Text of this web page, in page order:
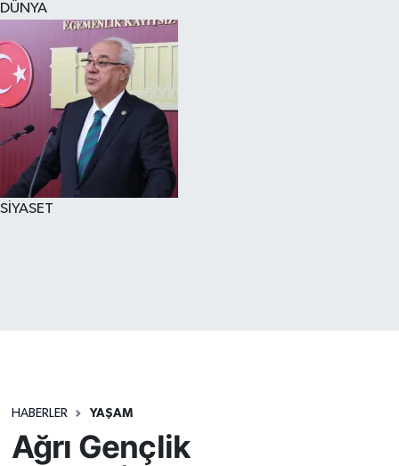
DÜNYA
SİYASET
HABERLER YAŞAM
Ağrı Gençlik